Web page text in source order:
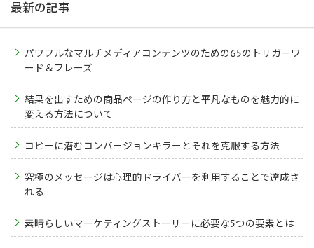
最新の記事
パワフルなマルチメディアコンテンツのための65のトリガーワ
ード＆フレーズ
結果を出すための商品ページの作り方と平凡なものを魅力的に
変える方法について
コピーに潜むコンバージョンキラーとそれを克服する方法
究極のメッセージは心理的ドライバーを利用することで達成さ
れる
素晴らしいマーケティングストーリーに必要な5つの要素とは